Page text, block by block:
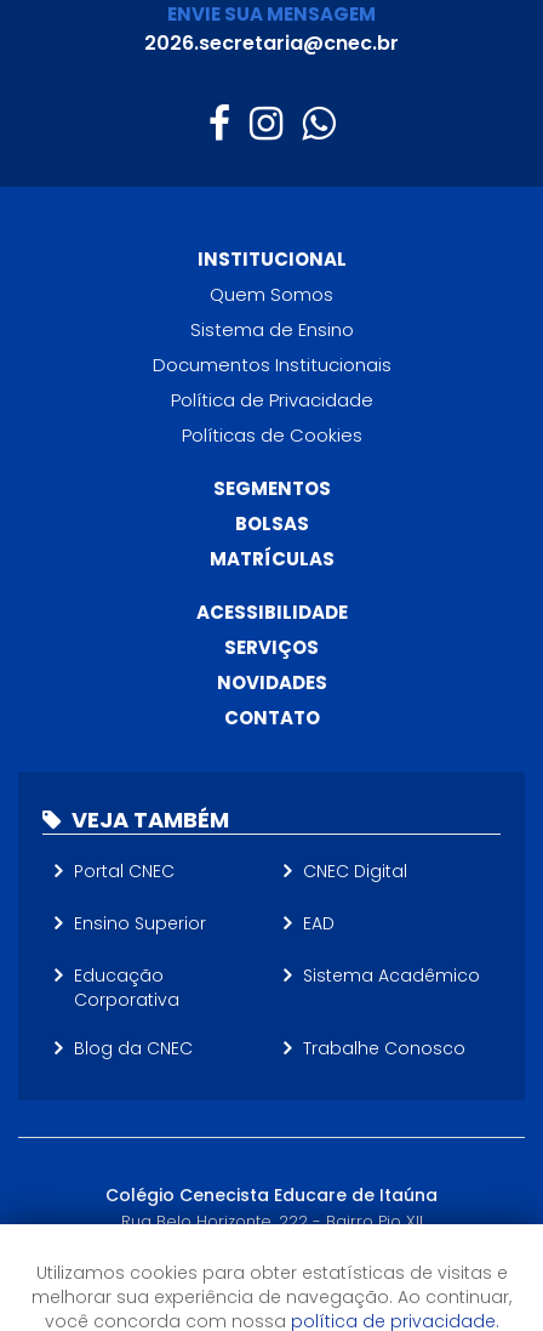
ENVIE SUA MENSAGEM
2026.secretaria@cnec.br
INSTITUCIONAL
Quem Somos
Sistema de Ensino
Documentos Institucionais
Política de Privacidade
Políticas de Cookies
SEGMENTOS
BOLSAS
MATRÍCULAS
ACESSIBILIDADE
SERVIÇOS
NOVIDADES
CONTATO
VEJA TAMBÉM
Portal CNEC CNEC Digital
Ensino Superior EAD
Educação
Corporativa
Sistema Acadêmico
Blog da CNEC Trabalhe Conosco
Colégio Cenecista Educare de Itaúna
Rua Belo Horizonte, 222 - Bairro Pio XII
Horário de Atendimento
Utilizamos cookies para obter estatísticas de visitas e
melhorar sua experiência de navegação. Ao continuar,
você concorda com nossa política de privacidade.